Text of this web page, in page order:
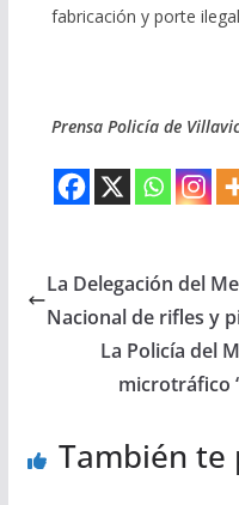
fabricación y porte
Prensa Policía de
La Delegación del
Nacional de rifles y
La Policía del
microtráfico
También te